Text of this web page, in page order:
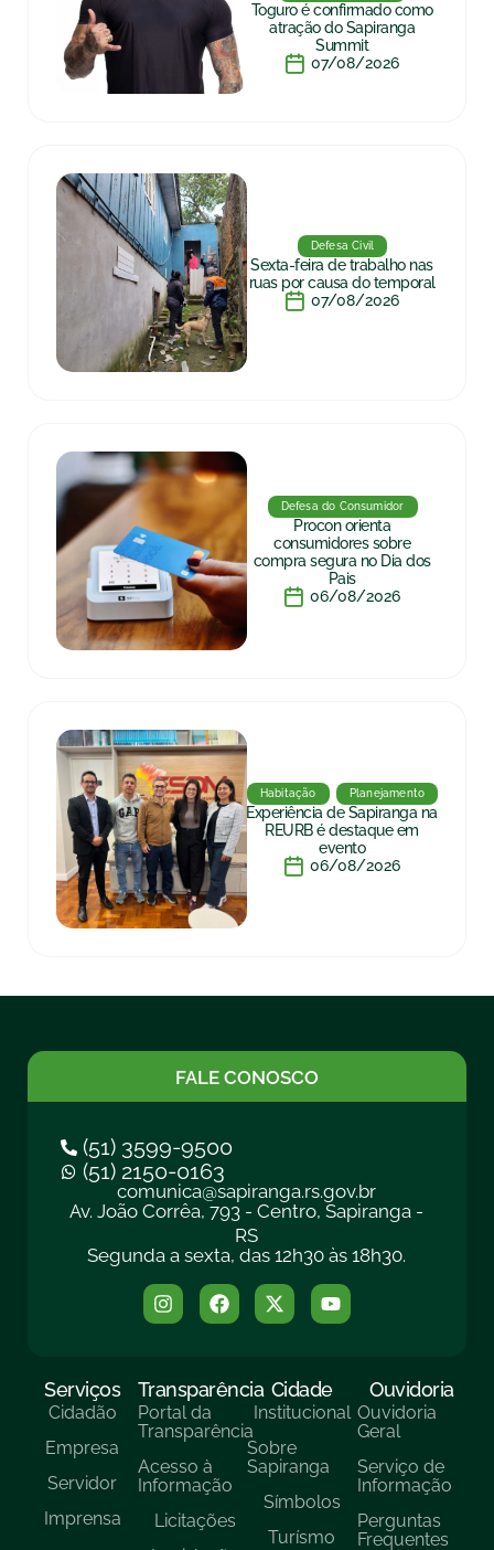
Toguro é confirmado como
atração do Sapiranga
Summit
07/08/2026
Defesa Civil
Sexta-feira de trabalho nas
ruas por causa do temporal
07/08/2026
Defesa do Consumidor
Procon orienta
consumidores sobre
compra segura no Dia dos
Pais
06/08/2026
Habitação Planejamento
Experiência de Sapiranga na
REURB é destaque em
evento
06/08/2026
FALE CONOSCO
(51) 3599-9500
(51) 2150-0163
comunica@sapiranga.rs.gov.br
Av. João Corrêa, 793 - Centro, Sapiranga -
RS
Segunda a sexta, das 12h30 às 18h30.
Serviços
Cidadão
Empresa
Servidor
Imprensa
Transparência
Portal da
Transparência
Acesso à
Informação
Licitações
Cidade
Institucional
Sobre
Sapiranga
Símbolos
Turísmo
Ouvidoria
Ouvidoria
Geral
Serviço de
Informação
Perguntas
Frequentes